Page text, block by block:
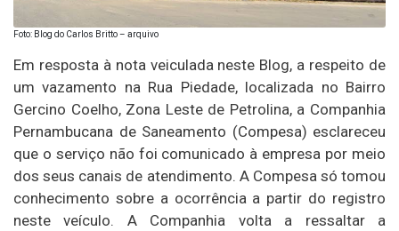
Foto: Blog do Carlos Britto – arquivo
Em resposta à nota veiculada neste Blog, a respeito de
um vazamento na Rua Piedade, localizada no Bairro
Gercino Coelho, Zona Leste de Petrolina, a Companhia
Pernambucana de Saneamento (Compesa) esclareceu
que o serviço não foi comunicado à empresa por meio
dos seus canais de atendimento. A Compesa só tomou
conhecimento sobre a ocorrência a partir do registro
neste veículo. A Companhia volta a ressaltar a